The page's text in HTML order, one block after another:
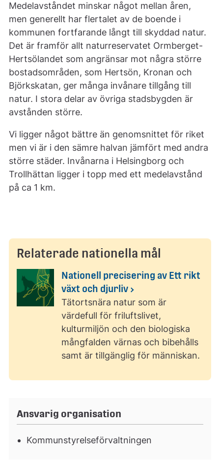
Medelavståndet minskar något mellan åren,
men generellt har flertalet av de boende i
kommunen fortfarande långt till skyddad natur.
Det är framför allt naturreservatet Ormberget-
Hertsölandet som angränsar mot några större
bostadsområden, som Hertsön, Kronan och
Björkskatan, ger många invånare tillgång till
natur. I stora delar av övriga stadsbygden är
avstånden större.
Vi ligger något bättre än genomsnittet för riket
men vi är i den sämre halvan jämfört med andra
större städer. Invånarna i Helsingborg och
Trollhättan ligger i topp med ett medelavstånd
på ca 1 km.
Relaterade nationella mål
Nationell precisering av Ett rikt
växt och djurliv
Tätortsnära natur som är
värdefull för friluftslivet,
kulturmiljön och den biologiska
mångfalden värnas och bibehålls
samt är tillgänglig för människan.
Ansvarig organisation
Kommunstyrelseförvaltningen